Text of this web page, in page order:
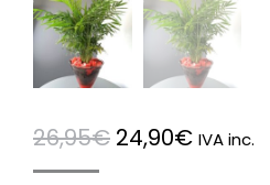
26,95€ El
24,90€ElIVA inc.